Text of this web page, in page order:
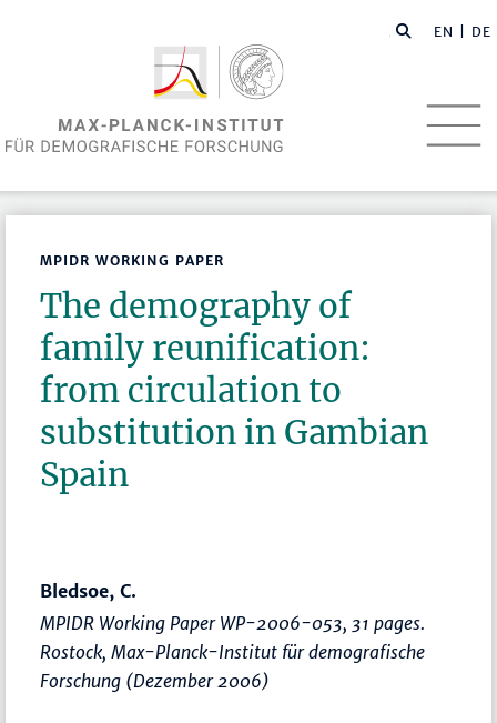
EN | DE
MPIDR WORKING PAPER
The demography of
family reunification:
from circulation to
substitution in Gambian
Spain
Bledsoe, C.
MPIDR Working Paper WP-2006-053, 31 pages.
Rostock, Max-Planck-Institut für demografische
Forschung (Dezember 2006)